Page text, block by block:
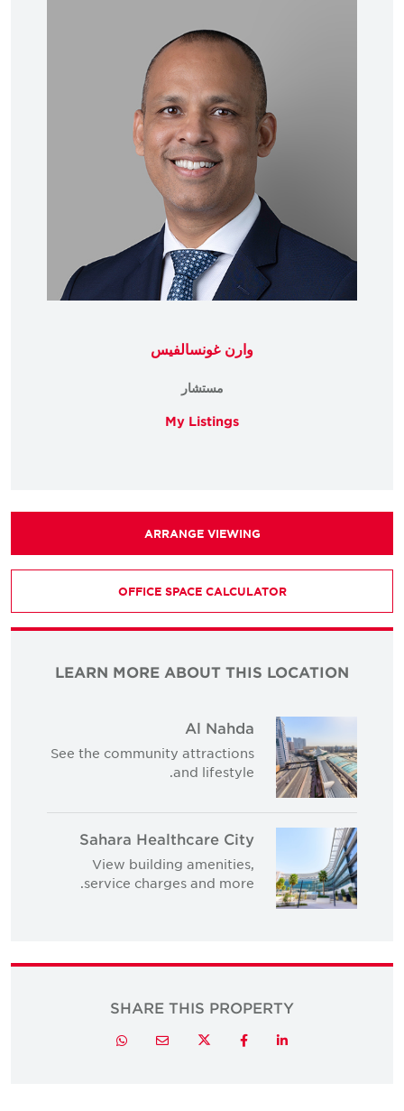
وارن غونسالفيس
مستشار
My Listings
ARRANGE VIEWING
OFFICE SPACE CALCULATOR
LEARN MORE ABOUT THIS LOCATION
Al Nahda
See the community attractions
and lifestyle.
Sahara Healthcare City
View building amenities,
service charges and more.
SHARE THIS PROPERTY
LinkedIn
Facebook
Twitter
Email
Whatsapp